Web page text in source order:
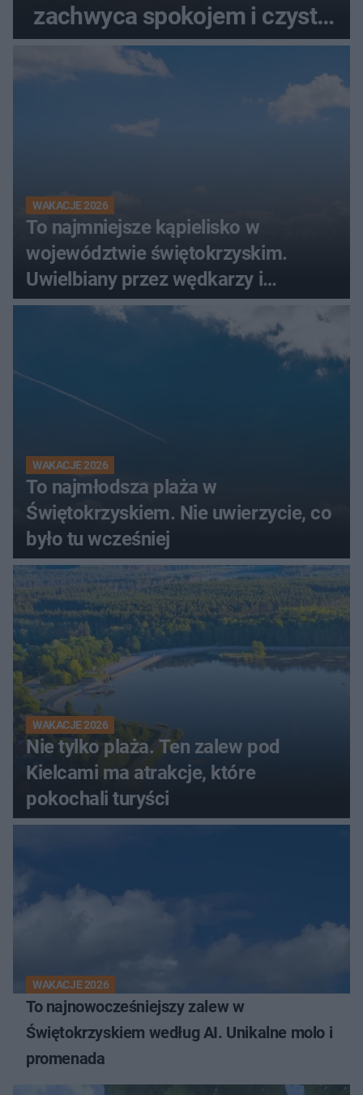
zachwyca spokojem i czystą
wodą
WAKACJE 2026
To najmniejsze kąpielisko w
województwie świętokrzyskim.
Uwielbiany przez wędkarzy i
turystów
WAKACJE 2026
To najmłodsza plaża w
Świętokrzyskiem. Nie uwierzycie, co
było tu wcześniej
WAKACJE 2026
Nie tylko plaża. Ten zalew pod
Kielcami ma atrakcje, które
pokochali turyści
WAKACJE 2026
To najnowocześniejszy zalew w
Świętokrzyskiem według AI. Unikalne molo i
promenada